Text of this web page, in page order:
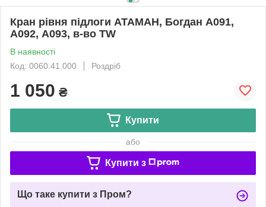
Кран рівня підлоги АТАМАН, Богдан А091,
А092, А093, в-во TW
В наявності
Код: 0060.41.000
Роздріб
1 050 ₴
Купити
або
Купити з
Що таке купити з Пром?